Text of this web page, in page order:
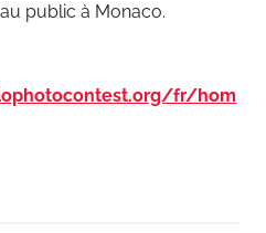
public à Monaco.
fr/hom